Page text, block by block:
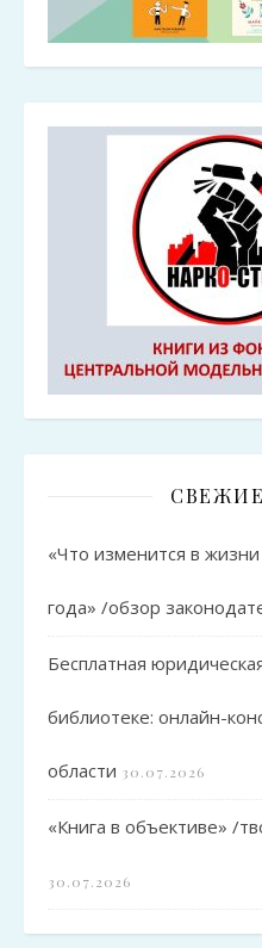
«Что изменится в жизни
года» /обзор
Бесплатная
библиотеке: онлайн-
области 30.07.2026
«Книга в объективе» /
30.07.2026